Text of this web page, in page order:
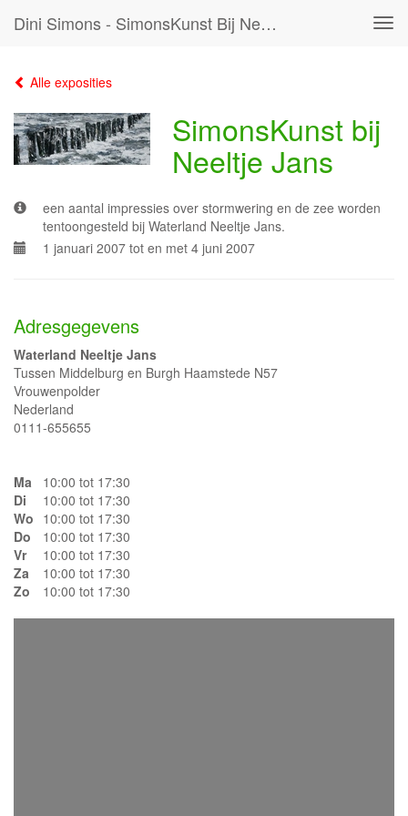
Dini Simons - SimonsKunst Bij Neeltje Jans
Alle exposities
SimonsKunst bij
Neeltje Jans
een aantal impressies over stormwering en de zee worden
tentoongesteld bij Waterland Neeltje Jans.
1 januari 2007 tot en met 4 juni 2007
Adresgegevens
Waterland Neeltje Jans
Tussen Middelburg en Burgh Haamstede N57
Vrouwenpolder
Nederland
0111-655655
Ma
10:00 tot 17:30
Di
10:00 tot 17:30
Wo 10:00 tot 17:30
Do
10:00 tot 17:30
Vr
10:00 tot 17:30
Za
10:00 tot 17:30
Zo
10:00 tot 17:30